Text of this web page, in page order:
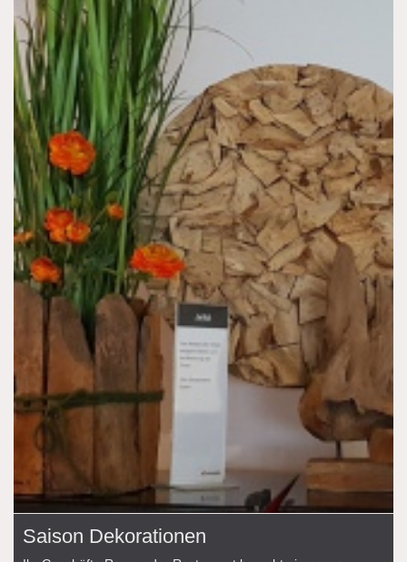
Saison Dekorationen